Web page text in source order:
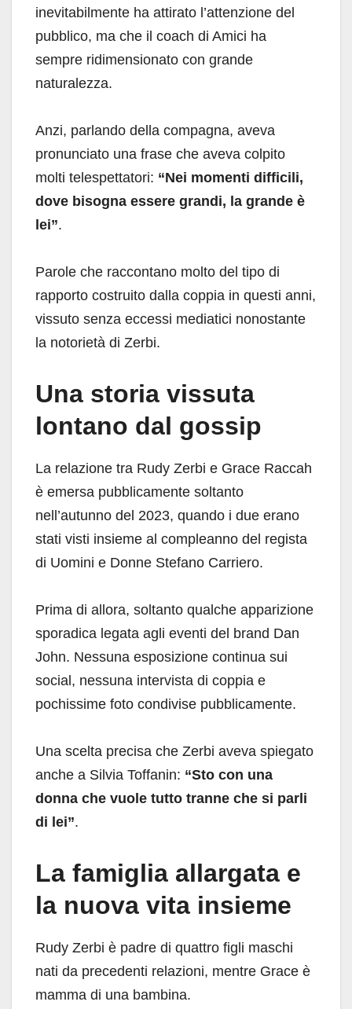
inevitabilmente ha attirato l’attenzione del
pubblico, ma che il coach di Amici ha
sempre ridimensionato con grande
naturalezza.
Anzi, parlando della compagna, aveva
pronunciato una frase che aveva colpito
molti telespettatori: “Nei momenti difficili,
dove bisogna essere grandi, la grande è
lei”.
Parole che raccontano molto del tipo di
rapporto costruito dalla coppia in questi anni,
vissuto senza eccessi mediatici nonostante
la notorietà di Zerbi.
Una storia vissuta
lontano dal gossip
La relazione tra Rudy Zerbi e Grace Raccah
è emersa pubblicamente soltanto
nell’autunno del 2023, quando i due erano
stati visti insieme al compleanno del regista
di Uomini e Donne Stefano Carriero.
Prima di allora, soltanto qualche apparizione
sporadica legata agli eventi del brand Dan
John. Nessuna esposizione continua sui
social, nessuna intervista di coppia e
pochissime foto condivise pubblicamente.
Una scelta precisa che Zerbi aveva spiegato
anche a Silvia Toffanin: “Sto con una
donna che vuole tutto tranne che si parli
di lei”.
La famiglia allargata e
la nuova vita insieme
Rudy Zerbi è padre di quattro figli maschi
nati da precedenti relazioni, mentre Grace è
mamma di una bambina.